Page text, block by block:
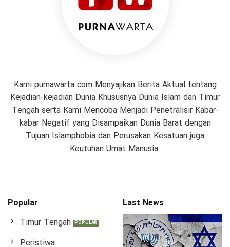
Kami purnawarta.com Menyajikan Berita Aktual tentang
Kejadian-kejadian Dunia Khususnya Dunia Islam dan Timur
Tengah serta Kami Mencoba Menjadi Penetralisir Kabar-
kabar Negatif yang Disampaikan Dunia Barat dengan
Tujuan Islamphobia dan Perusakan Kesatuan juga
Keutuhan Umat Manusia.
Popular
Timur Tengah
Peristiwa
Last News